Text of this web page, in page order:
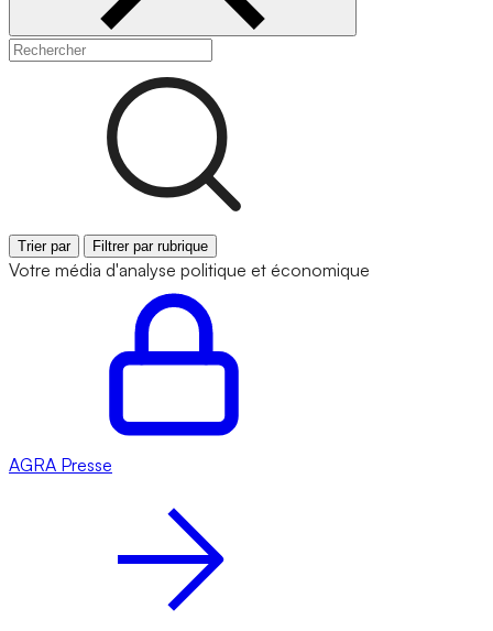
Trier par Filtrer par rubrique
Votre média d'analyse politique et économique
AGRA Presse